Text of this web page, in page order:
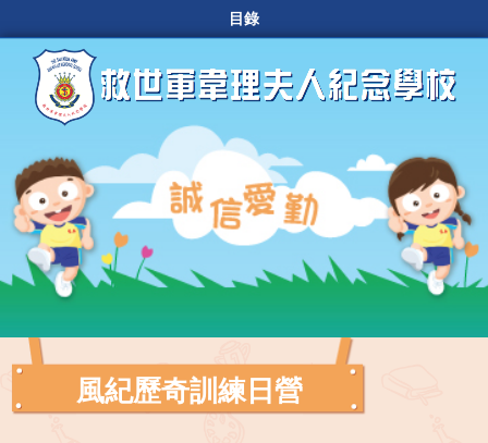
目錄
風紀歷奇訓練日營